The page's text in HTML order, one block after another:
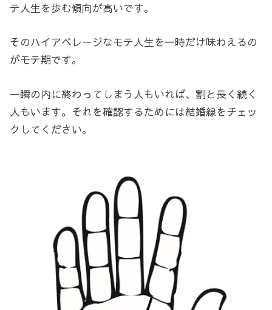
テ人生を歩む傾向が高いです。
そのハイアベレージなモテ人生を一時だけ味わえるの
がモテ期です。
一瞬の内に終わってしまう人もいれば、割と長く続く
人もいます。それを確認するためには結婚線をチェッ
クしてください。